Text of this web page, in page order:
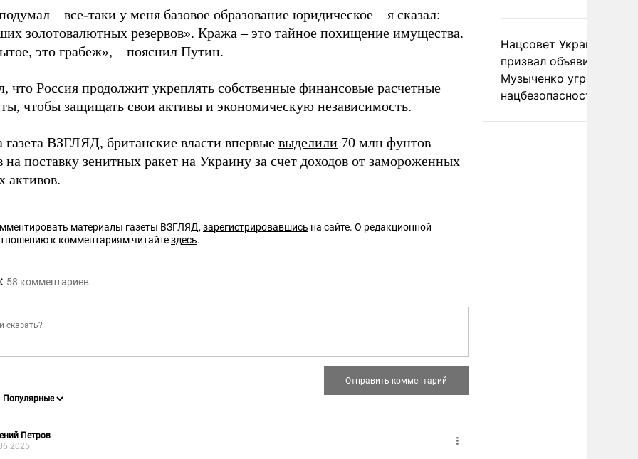
– все-таки у меня базовое образование юридическое – я сказал:
золотовалютных резервов». Кража – это тайное похищение имущества.
это грабеж», – пояснил Путин.
что Россия продолжит укреплять собственные финансовые расчетные
чтобы защищать свои активы и экономическую независимость.
газета ВЗГЛЯД, британские власти впервые выделили 70 млн фунтов
на поставку зенитных ракет на Украину за счет доходов от замороженных
активов.
материалы газеты ВЗГЛЯД,зарегистрировавшись на сайте. О редакционной
к комментариям читайтездесь.
58 комментариев
Петров
Нацсовет Украины по
призвал объявить
Музыченко угрозой
нацбезопасности